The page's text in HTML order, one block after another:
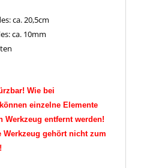
ca. 20,5cm
ca. 10mm
Wie bei
einzelne Elemente
Werkzeug entfernt werden!
Werkzeug gehört nicht zum